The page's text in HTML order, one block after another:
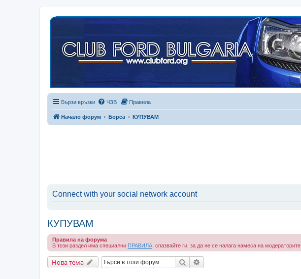
Бързи връзки ЧЗВ Правила
Начало форум Борса КУПУВАМ
Connect with your social network account
КУПУВАМ
Правила на форума
В този раздел има специални ПРАВИЛА , спазвайте ги, за да не се налага намеса на модераторите.
Нова тема Търсене